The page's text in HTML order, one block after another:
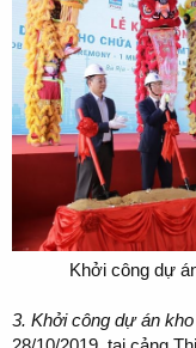
Khởi công dự
3. Khởi công dự án